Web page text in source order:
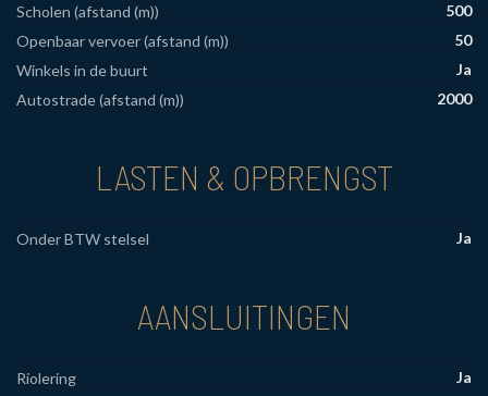
Scholen (afstand (m))
500
Openbaar vervoer (afstand (m))
50
Winkels in de buurt
Ja
Autostrade (afstand (m))
2000
LASTEN & OPBRENGST
Onder BTW stelsel Ja
AANSLUITINGEN
Riolering
Ja